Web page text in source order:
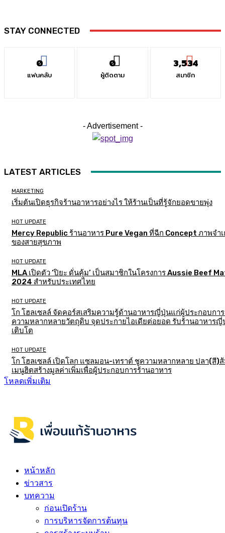
STAY CONNECTED
0
แฟนคลับ
0
ผู้ติดตาม
3,534
สมาชิก
- Advertisement -
LATEST ARTICLES
MARKETING
เริ่มต้นเปิดธุรกิจร้านอาหารอย่างไร ให้ร้านเป็นที่รู้จักยอดขายพุ่ง
HOT UPDATE
Mercy Republic ร้านอาหาร Pure Vegan ที่ฉีก Concept ภาพจำเ
ของสายสุขภาพ
HOT UPDATE
MLA เปิดตัว ‘ปิยะ ดั่นคุ้ม’ เป็นสมาชิกในโครงการ Aussie Beef
2024 สำหรับประเทศไทย
HOT UPDATE
โก โฮลเซลล์ จัดคอร์สเสริมความรู้ด้านอาหารญี่ปุ่นแก่ผู้ประกอบกา
ความหลากหลายวัตถุดิบ จุดประกายไอเดียต่อยอด รับร้านอาหาร
เติบโต
HOT UPDATE
โก โฮลเซลล์ เปิดโลก แซลมอน-เทราต์ ชูความหลากหลาย ปลา(สี)
เมนูฮิตสร้างมูลค่าเพิ่มเพื่อผู้ประกอบการร้านอาหาร
โหลดเพิ่มเติม
หน้าหลัก
ข่าวสาร
บทความ
ก่อนเปิดร้าน
การบริหารจัดการต้นทุน